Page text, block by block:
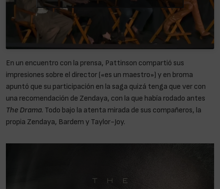
En un encuentro con la prensa, Pattinson compartió sus
impresiones sobre el director («es un maestro») y en broma
apuntó que su participación en la saga quizá tenga que ver con
una recomendación de Zendaya, con la que había rodado antes
The Drama. Todo bajo la atenta mirada de sus compañeros, la
propia Zendaya, Bardem y Taylor-Joy.